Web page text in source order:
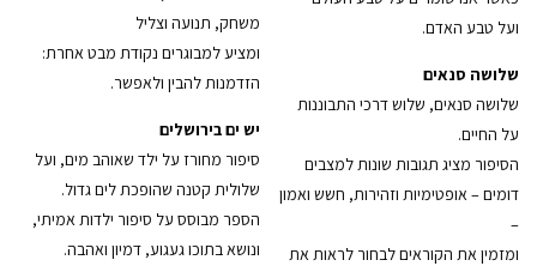
ועל טבע האדם.
שלושה סנאים
שלושה סנאים, שלוש דרכי התבוננות
על החיים.
הסיפור מציג תגובות שונות למצבים
דומים – אופטימיות וזהירות, חשש ואמון
–
ומזמין את הקוראים לבחור לראות את
משחק, תנועה וצליל
ומציע למבוגרים נקודת מבט אחרת:
הזדמנות להבין ולאפשר.
יש ים בירושלים
סיפור מחורז על ילד שאוהב מים, ועל
שלולית קטנה שהופכת לים גדול.
הספר מבוסס על סיפור ילדות אמיתי,
ונושא בתוכו געגוע, דמיון ואהבה.